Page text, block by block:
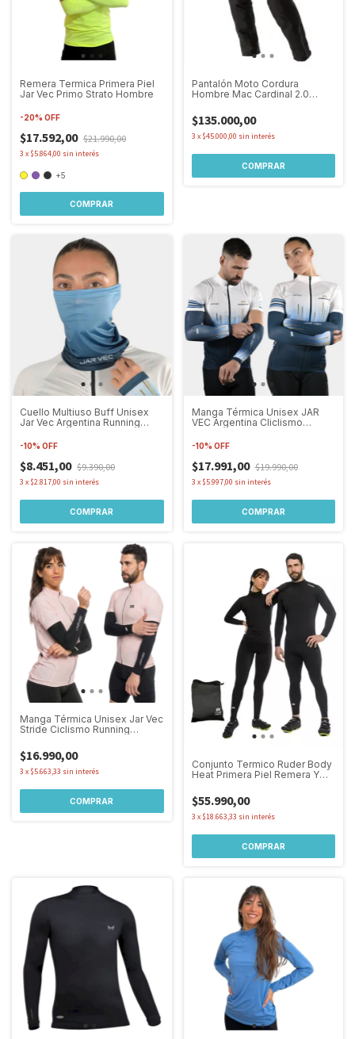
Remera Termica Primera Piel
Jar Vec Primo Strato Hombre
-20% OFF
$17.592,00 $21.990,00
3 x $5.864,00 sin interés
+5
COMPRAR
Pantalón Moto Cordura
Hombre Mac Cardinal 2.0
$135.000,00
3 x $45.000,00 sin interés
COMPRAR
Cuello Multiuso Buff Unisex
Jar Vec Argentina Running
-10% OFF
$8.451,00 $9.390,00
3 x $2.817,00 sin interés
Manga Térmica Unisex JAR
VEC Argentina Cliclismo
-10% OFF
$17.991,00 $19.990,00
3 x $5.997,00 sin interés
COMPRAR
Manga Térmica Unisex Jar Vec
Stride Ciclismo Running
$16.990,00
3 x $5.663,33 sin interés
COMPRAR
Conjunto Termico Ruder Body
Heat Primera Piel Remera Y
$55.990,00
3 x $18.663,33 sin interés
COMPRAR